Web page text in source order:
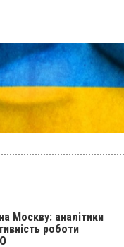
Москву: аналітики
роботи